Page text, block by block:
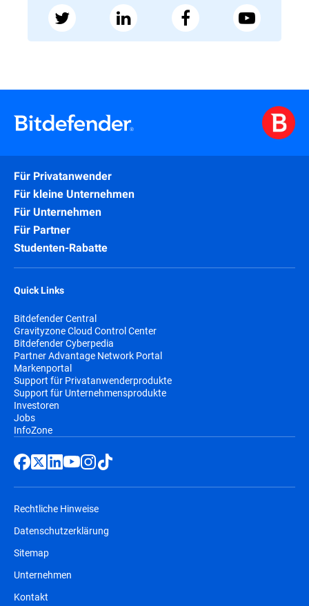
Für Privatanwender
Für kleine Unternehmen
Für Unternehmen
Für Partner
Studenten-Rabatte
Quick Links
Bitdefender Central
Gravityzone Cloud Control Center
Bitdefender Cyberpedia
Partner Advantage Network Portal
Markenportal
Support für Privatanwenderprodukte
Support für Unternehmensprodukte
Investoren
Jobs
InfoZone
Rechtliche Hinweise
Datenschutzerklärung
Sitemap
Unternehmen
Kontakt